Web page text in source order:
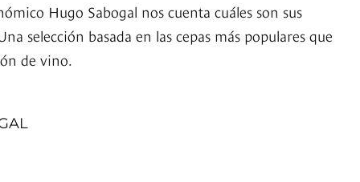
Hugo Sabogal nos cuenta cuáles son sus
selección basada en las cepas más populares que
de vino.